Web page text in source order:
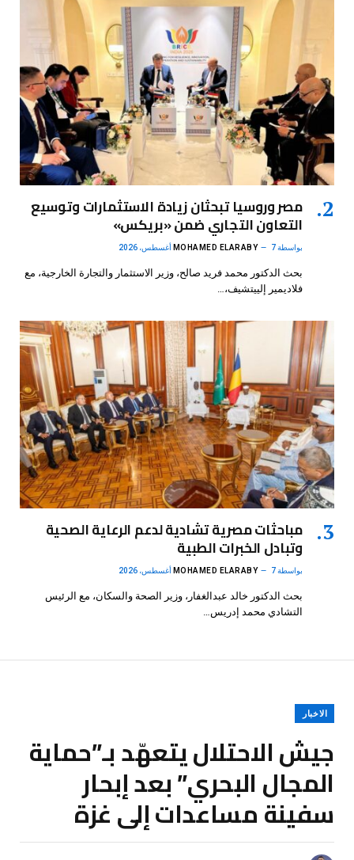
مصر وروسيا تبحثان زيادة الاستثمارات وتوسيع
التعاون التجاري ضمن «بريكس»
بواسطة MOHAMED ELARABY 7 أغسطس، 2026
بحث الدكتور محمد فريد صالح، وزير الاستثمار والتجارة الخارجية، مع
فلاديمير إلييتشيف،…
مباحثات مصرية تشادية لدعم الرعاية الصحية
وتبادل الخبرات الطبية
بواسطة MOHAMED ELARABY 7 أغسطس، 2026
بحث الدكتور خالد عبدالغفار، وزير الصحة والسكان، مع الرئيس
التشادي محمد إدريس…
الاخبار
جيش الاحتلال يتعهّد بـ”حماية
المجال البحري” بعد إبحار
سفينة مساعدات إلى غزة